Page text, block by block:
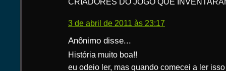
CRIADORES DO JOGO QUE
3 de abril de 2011 às 23:17
Anônimo disse...
História muito boa!!
eu odeio ler, mas quando comecei a ler